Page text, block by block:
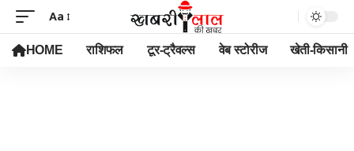
Aa
HOME राशिफल टूर-ट्रैवल्स वेब स्टोरीज खेती-किसानी